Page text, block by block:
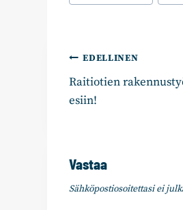
Artikkelien
selaus
EDELLINEN
Raitiotien
esiin!
Vastaa
Sähköpostiosoitettasi ei